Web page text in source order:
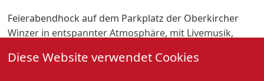
Diese Website verwendet Cookies
Feierabendhock auf dem Parkplatz der Oberkircher
Winzer in entspannter Atmosphäre, mit Livemusik,
Weinauswahl.